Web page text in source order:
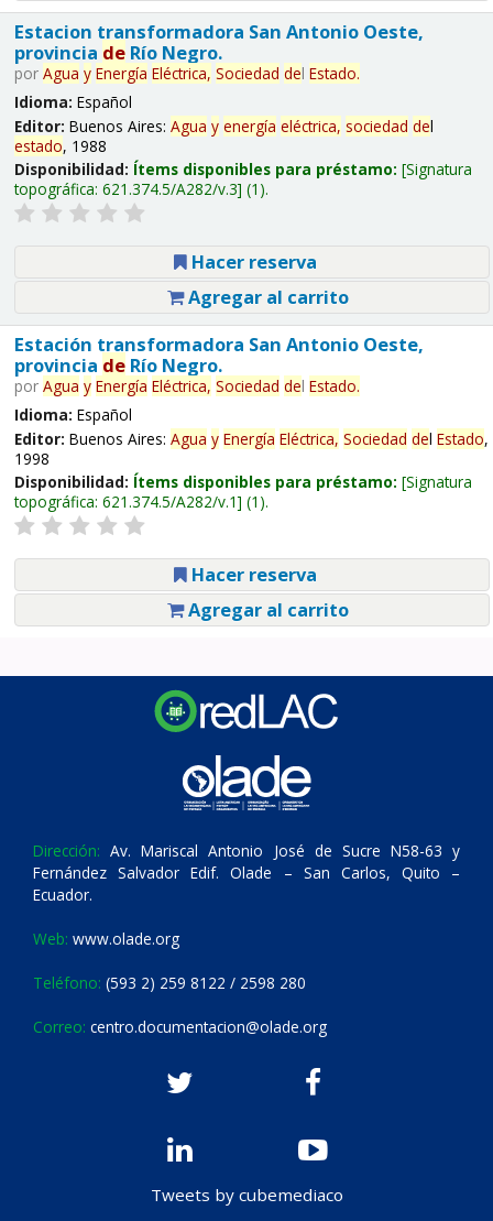
Estacion transformadora San Antonio Oeste,
provincia deRío Negro.
por Agua y Energía Eléctrica, Sociedad del Estado.
Idioma: Español
Editor: Buenos Aires: Agua y energía eléctrica, sociedad del
estado, 1988
Disponibilidad: Ítems disponibles para préstamo: Signatura
topográfica: 621.374.5/A282/v.3 (1).
Hacer reserva
Agregar al carrito
Estación transformadora San Antonio Oeste,
provincia deRío Negro.
por Agua y Energía Eléctrica, Sociedad del Estado.
Idioma: Español
Editor: Buenos Aires: Agua y Energía Eléctrica, Sociedad del Estado,
1998
Disponibilidad: Ítems disponibles para préstamo: Signatura
topográfica: 621.374.5/A282/v.1 (1).
Hacer reserva
Agregar al carrito
Dirección: Av. Mariscal Antonio José de Sucre N58-63 y
Fernández Salvador Edif. Olade – San Carlos, Quito –
Ecuador.
Web: www.olade.org
Teléfono: (593 2) 259 8122 / 2598 280
Correo: centro.documentacion@olade.org
Tweets by cubemediaco